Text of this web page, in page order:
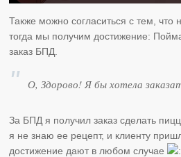
Также можно согласиться с тем, что
тогда мы получим достижение:
заказ БПД.
О, Здорово! Я бы хотела
За БПД я получил заказ сделать
я не знаю ее рецепт, и клиенту
достижение дают в любом случае